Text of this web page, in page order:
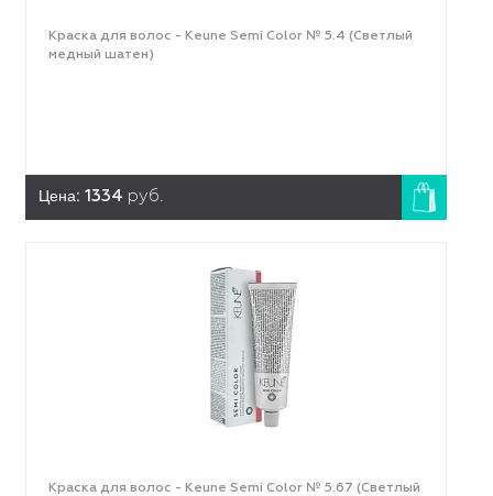
Краска для волос - Keune Semi Color № 5.4 (Светлый
медный шатен)
Цена: 1334 руб.
Краска для волос - Keune Semi Color № 5.67 (Светлый